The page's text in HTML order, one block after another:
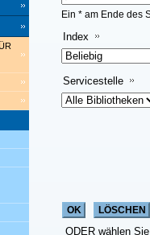
Servicestelle
Index
Ein * am Ende des
ODER wählen